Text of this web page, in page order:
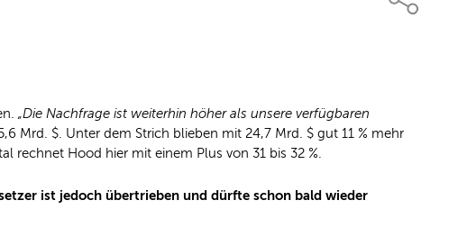
„Die Nachfrage ist weiterhin höher als unsere verfügbaren
Mrd. $. Unter dem Strich blieben mit 24,7 Mrd. $ gut 11 % mehr
rechnet Hood hier mit einem Plus von 31 bis 32 %.
ist jedoch übertrieben und dürfte schon bald wieder